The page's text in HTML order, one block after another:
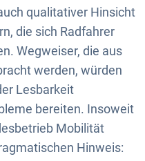
qualitativer Hinsicht
die sich Radfahrer
Wegweiser, die aus
werden, würden
Lesbarkeit
bereiten. Insoweit
Mobilität
Hinweis: